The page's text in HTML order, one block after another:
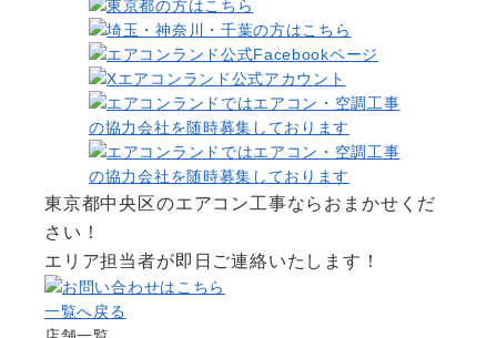
東京都中央区のエアコン工事ならおまかせくだ
さい！
エリア担当者が即日ご連絡いたします！
一覧へ戻る